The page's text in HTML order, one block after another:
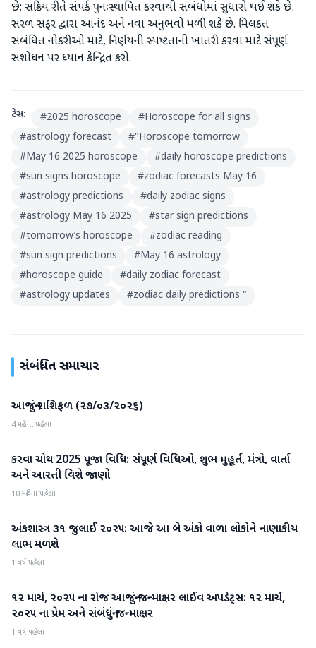
છે; સક્રિય રીતે સંપર્ક પુનઃસ્થાપિત કરવાથી સંબંધોમાં સુધારો થઈ શકે છે.
સરળ સફર દ્વારા આનંદ અને નવા અનુભવો મળી શકે છે. મિલકત
સંબંધિત નોકરીઓ માટે, નિર્ણયની સ્પષ્ટતાની ખાતરી કરવા માટે સંપૂર્ણ
સંશોધન પર ધ્યાન કેન્દ્રિત કરો.
ટેગ્સ: #2025 horoscope #Horoscope for all signs
#astrology forecast #"Horoscope tomorrow
#May 16 2025 horoscope #daily horoscope predictions
#sun signs horoscope #zodiac forecasts May 16
#astrology predictions #daily zodiac signs
#astrology May 16 2025 #star sign predictions
#tomorrow’s horoscope #zodiac reading
#sun sign predictions #May 16 astrology
#horoscope guide #daily zodiac forecast
#astrology updates #zodiac daily predictions "
સંબંધિત સમાચાર
એસ્ટ્રોલોજી
આજનું રાશિફળ (૨૭/૦૩/૨૦૨૬)
4 મહિના પહેલા
એસ્ટ્રોલોજી
કરવા ચોથ 2025 પૂજા વિધિ: સંપૂર્ણ વિધિઓ, શુભ મુહૂર્ત, મંત્રો, વાર્તા
અને આરતી વિશે જાણો
10 મહિના પહેલા
એસ્ટ્રોલોજી
અંકશાસ્ત્ર ૩૧ જુલાઈ ૨૦૨૫: આજે આ બે અંકો વાળા લોકોને નાણાકીય
લાભ મળશે
1 વર્ષ પહેલા
એસ્ટ્રોલોજી
૧૨ માર્ચ, ૨૦૨૫ ના રોજ આજનું જન્માક્ષર લાઈવ અપડેટ્સ: ૧૨ માર્ચ,
૨૦૨૫ ના પ્રેમ અને સંબંધનું જન્માક્ષર
1 વર્ષ પહેલા